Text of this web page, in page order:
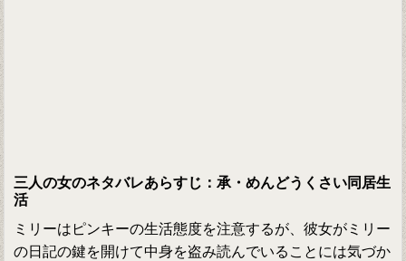
三人の女のネタバレあらすじ：承・めんどうくさい同居生
活
ミリーはピンキーの生活態度を注意するが、彼女がミリー
の日記の鍵を開けて中身を盗み読んでいることには気づか